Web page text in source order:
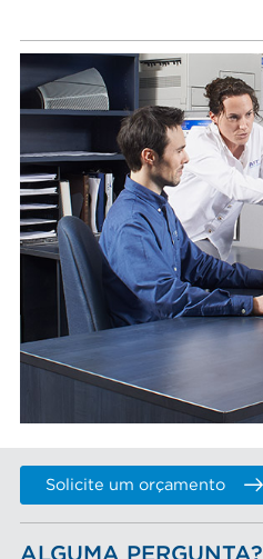
Solicite um orçamento
ALGUMA PERGUNTA?